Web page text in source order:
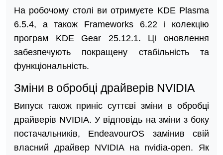
На робочому столі ви отримуєте KDE Plasma
6.5.4, а також Frameworks 6.22 і колекцію
програм KDE Gear 25.12.1. Ці оновлення
забезпечують покращену стабільність та
функціональність.
Зміни в обробці драйверів NVIDIA
Випуск також приніс суттєві зміни в обробці
драйверів NVIDIA. У відповідь на зміни з боку
постачальників, EndeavourOS замінив свій
власний драйвер NVIDIA на nvidia-open. Як